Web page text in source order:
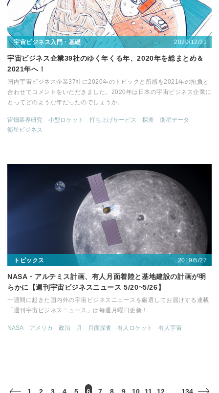
宇宙ビジネス入門・基礎 2020/12/31
宇宙ビジネス企業39社のゆく年くる年、2020年を総まとめ＆
2021年へ！
国内宇宙ビジネス企業37社に2020年のトピックと所感を2021年の抱負と
合わせてコメントをいただきました。2020年は日本の宇宙ビジネス企業に
とってどのような年だったのでしょうか。
宙畑業界研究 小型ロケット 打ち上げサービス 探査
衛星データ
衛星ビジネス
トピックス 2019/5/27
NASA・アルテミス計画、有人月面着陸と基地建設の計画が明
らかに【週刊宇宙ビジネスニュース 5/20~5/26】
一週間に起きた国内外の宇宙ビジネスニュースを厳選してお届けする連載
「週刊宇宙ビジネスニュース」は毎週月曜日更新！
NASA アメリカ 政治 月 月面探査 有人ロケット 有人宇宙